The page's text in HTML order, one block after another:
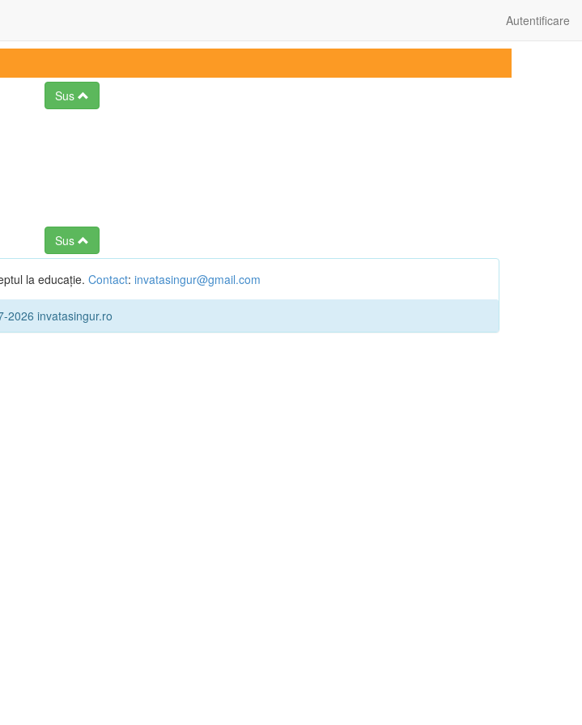
Autentificare
Sus
Sus
la educație. Contact: invatasingur@gmail.com
2026 invatasingur.ro